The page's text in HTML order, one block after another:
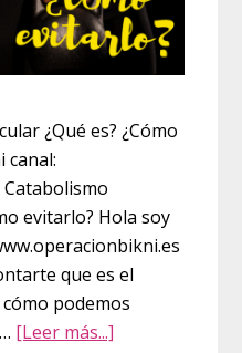
¿Qué es? ¿Cómo
canal:
evitarlo? Hola soy
que es el
podemos
[Leer más...]